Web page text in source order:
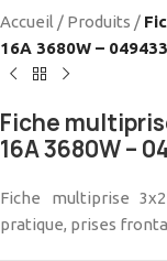
Accueil / Produits /
16A 3680W –
Fiche
16A 3680W –
Fiche multiprise
pratique, prises